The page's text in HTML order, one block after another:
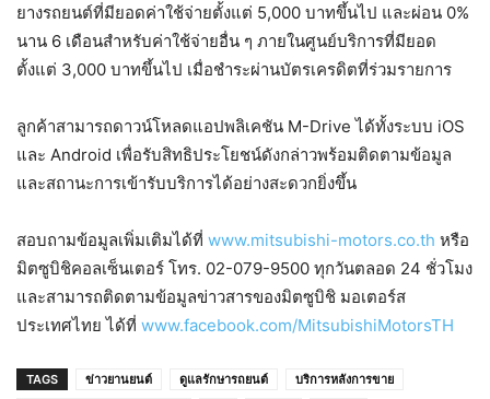
ยางรถยนต์ที่มียอดค่าใช้จ่ายตั้งแต่ 5,000 บาทขึ้นไป และผ่อน 0%
นาน 6 เดือนสำหรับค่าใช้จ่ายอื่น ๆ ภายในศูนย์บริการที่มียอด
ตั้งแต่ 3,000 บาทขึ้นไป เมื่อชำระผ่านบัตรเครดิตที่ร่วมรายการ
ลูกค้าสามารถดาวน์โหลดแอปพลิเคชัน M-Drive ได้ทั้งระบบ iOS
และ Android เพื่อรับสิทธิประโยชน์ดังกล่าวพร้อมติดตามข้อมูล
และสถานะการเข้ารับบริการได้อย่างสะดวกยิ่งขึ้น
สอบถามข้อมูลเพิ่มเติมได้ที่ www.mitsubishi-motors.co.th หรือ
มิตซูบิชิคอลเซ็นเตอร์ โทร. 02-079-9500 ทุกวันตลอด 24 ชั่วโมง
และสามารถติดตามข้อมูลข่าวสารของมิตซูบิชิ มอเตอร์ส
ประเทศไทย ได้ที่ www.facebook.com/MitsubishiMotorsTH
TAGS ข่าวยานยนต์ ดูแลรักษารถยนต์
บริการหลังการขาย